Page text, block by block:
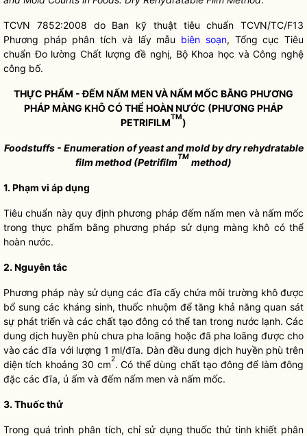
TCVN 7852:2008 do Ban kỹ thuật tiêu chuẩn TCVN/TC/F13
Phương pháp phân tích và lấy mẫu biên soạn, Tổng cục Tiêu
chuẩn Đo lường Chất lượng đề nghị, Bộ Khoa học và Công nghệ
công bố.
THỰC PHẨM - ĐẾM NẤM MEN VÀ NẤM MỐC BẰNG PHƯƠNG
PHÁP MÀNG KHÔ CÓ THỂ HOÀN NƯỚC (PHƯƠNG PHÁP
PETRIFILMTM)
Foodstuffs - Enumeration of yeast and mold by dry rehydratable
film method (PetrifilmTM method)
1. Phạm vi áp dụng
Tiêu chuẩn này quy định phương pháp đếm nấm men và nấm mốc
trong thực phẩm bằng phương pháp sử dụng màng khô có thể
hoàn nước.
2.Nguyên tắc
Phương pháp này sử dụng các đĩa cấy chứa môi trường khô được
bổ sung các kháng sinh, thuốc nhuộm để tăng khả năng quan sát
sự phát triển và các chất tạo đông có thể tan trong nước lạnh. Các
dung dịch huyền phù chưa pha loãng hoặc đã pha loãng được cho
vào các đĩa với lượng 1 ml/đĩa. Dàn đều dung dịch huyền phù trên
diện tích khoảng 30 cm2. Có thể dùng chất tạo đông để làm đông
đặc các đĩa, ủ ấm và đếm nấm men và nấm mốc.
3.Thuốc thử
Trong quá trình phân tích, chỉ sử dụng thuốc thử tinh khiết phân